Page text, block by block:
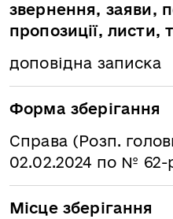
звернення, заяви,
пропозиції, листи,
доповідна записка
Форма зберігання
Справа (Розп.
02.02.2024 по № 62-
Місце зберігання